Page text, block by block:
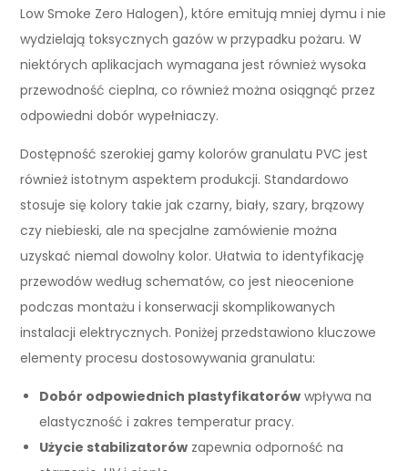
Low Smoke Zero Halogen), które emitują mniej dymu i nie
wydzielają toksycznych gazów w przypadku pożaru. W
niektórych aplikacjach wymagana jest również wysoka
przewodność cieplna, co również można osiągnąć przez
odpowiedni dobór wypełniaczy.
Dostępność szerokiej gamy kolorów granulatu PVC jest
również istotnym aspektem produkcji. Standardowo
stosuje się kolory takie jak czarny, biały, szary, brązowy
czy niebieski, ale na specjalne zamówienie można
uzyskać niemal dowolny kolor. Ułatwia to identyfikację
przewodów według schematów, co jest nieocenione
podczas montażu i konserwacji skomplikowanych
instalacji elektrycznych. Poniżej przedstawiono kluczowe
elementy procesu dostosowywania granulatu:
Dobór odpowiednich plastyfikatorów wpływa na
elastyczność i zakres temperatur pracy.
Użycie stabilizatorów zapewnia odporność na